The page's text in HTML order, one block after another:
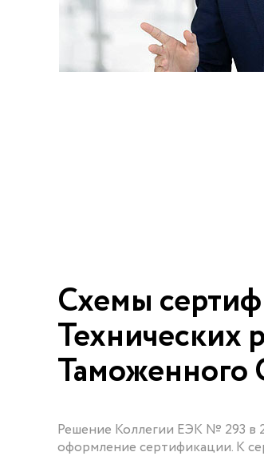
Схемы
Технических
Таможенного
Решение Коллегии ЕЭК № 293 в
оформление сертификации. К